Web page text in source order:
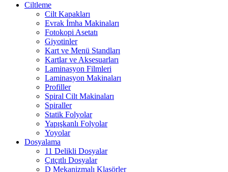
Ciltleme
Cilt Kapakları
Evrak İmha Makinaları
Fotokopi Asetatı
Giyotinler
Kart ve Menü Standları
Kartlar ve Aksesuarları
Laminasyon Filmleri
Laminasyon Makinaları
Profiller
Spiral Cilt Makinaları
Spiraller
Statik Folyolar
Yapışkanlı Folyolar
Yoyolar
Dosyalama
11 Delikli Dosyalar
Çıtçıtlı Dosyalar
D Mekanizmalı Klasörler